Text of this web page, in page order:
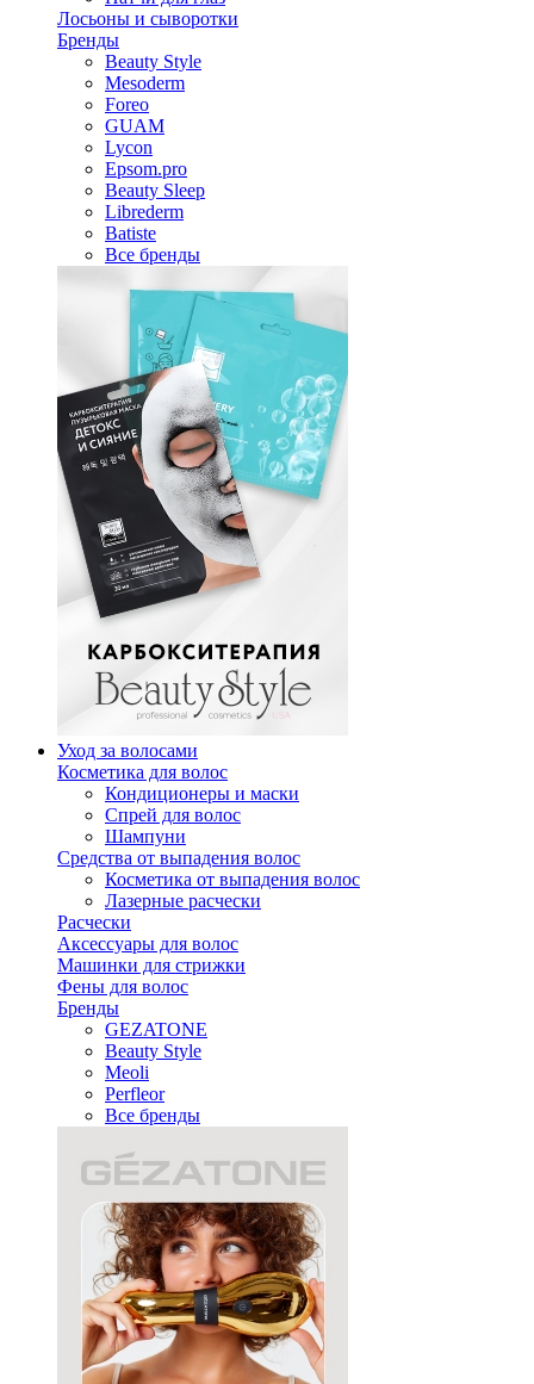
Лосьоны и сыворотки
Бренды
Beauty Style
Mesoderm
Foreo
GUAM
Lycon
Epsom.pro
Beauty Sleep
Librederm
Batiste
Все бренды
Уход за волосами
Косметика для волос
Кондиционеры и маски
Спрей для волос
Шампуни
Средства от выпадения волос
Косметика от выпадения волос
Лазерные расчески
Расчески
Аксессуары для волос
Машинки для стрижки
Фены для волос
Бренды
GEZATONE
Beauty Style
Meoli
Perfleor
Все бренды